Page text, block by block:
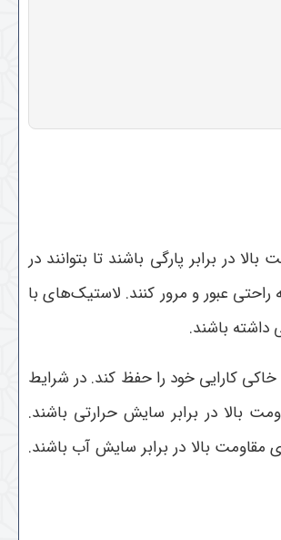
در برابر پارگی باشند تا بتوانند در
عبور و مرور کنند. لاستیک‌های با
داشته باشند.
کارایی خود را حفظ کند. در شرایط
بالا در برابر سایش حرارتی باشند.
بالا در برابر سایش آب باشند.